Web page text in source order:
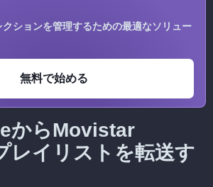
ションを管理するための最適なソリュー
無料で始める
からMovistar
レイリストを転送す